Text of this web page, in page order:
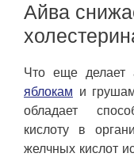
Айва
Что еще делает
яблокам и
обладает
кислоту в
желчных кислот